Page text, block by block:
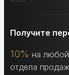
Получите
10% на
отдела продаж